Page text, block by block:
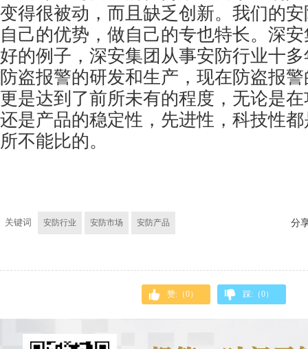
变得很被动，而且缺乏创新。我们的
自己的优势，做自己的专也特长。深
好的例子，深安集团从事安防行业十
防盗报警的研发和生产，现在防盗报
更是达到了前所未有的程度，无论是
还是产品的稳定性，先进性，科技性
所不能比的。
关键词 安防行业 安防市场 安防产品 分
赞:（0） 踩:（0）